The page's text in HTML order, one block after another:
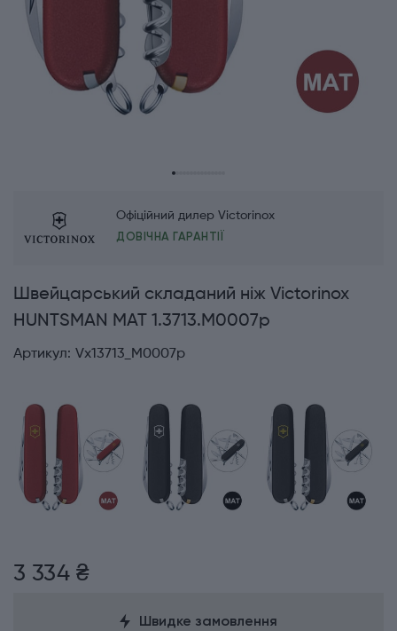
Офіційний дилер Victorinox
ДОВІЧНА ГАРАНТІЇ
Швейцарський складаний ніж Victorinox
HUNTSMAN MAT 1.3713.M0007p
Артикул: Vx13713_M0007p
3 334 ₴
Швидке замовлення